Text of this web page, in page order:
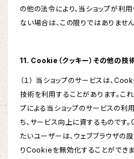
の他の法令により、当ショップが利
ない場合は、この限りではありません
11. Cookie（クッキー）その他の技
（１） 当ショップのサービスは、
技術を利用することがあります。こ
プによる当ショップのサービスの利
ち、サービス向上に資するものです
たいユーザーは、ウェブブラウザの
りCookieを無効化することができ